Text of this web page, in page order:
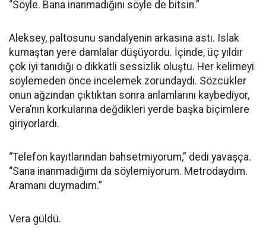
“Söyle. Bana inanmadığını söyle de bitsin.”
Aleksey, paltosunu sandalyenin arkasına astı. Islak
kumaştan yere damlalar düşüyordu. İçinde, üç yıldır
çok iyi tanıdığı o dikkatli sessizlik oluştu. Her kelimeyi
söylemeden önce incelemek zorundaydı. Sözcükler
onun ağzından çıktıktan sonra anlamlarını kaybediyor,
Vera’nın korkularına değdikleri yerde başka biçimlere
giriyorlardı.
“Telefon kayıtlarından bahsetmiyorum,” dedi yavaşça.
“Sana inanmadığımı da söylemiyorum. Metrodaydım.
Aramanı duymadım.”
Vera güldü.